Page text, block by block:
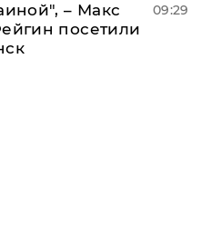
– Макс
посетили
09:29